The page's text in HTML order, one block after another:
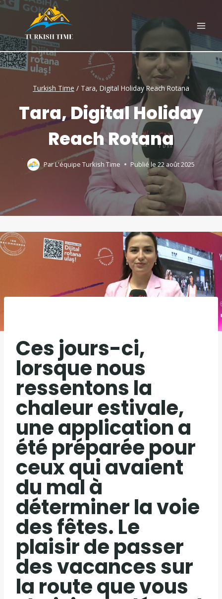
Skip
content
Turkish Time / Tara, Digital Holiday Reach Rotana
Tara, Digital Holiday
Reach Rotana
ParL'équipe Turkish Time Publié le22 août 2025
Ces jours-ci,
lorsque nous
ressentons la
chaleur estivale,
une application a
été préparée pour
ceux qui avaient
du mal à
déterminer la voie
des fêtes. Le
plaisir de passer
des vacances sur
la route que vous